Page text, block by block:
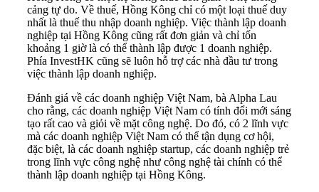
cảng tự do. Về thuế, Hồng Kông chỉ có một loại thuế duy
nhất là thuế thu nhập doanh nghiệp. Việc thành lập doanh
nghiệp tại Hồng Kông cũng rất đơn giản và chỉ tốn
khoảng 1 giờ là có thể thành lập được 1 doanh nghiệp.
Phía InvestHK cũng sẽ luôn hỗ trợ các nhà đầu tư trong
việc thành lập doanh nghiệp.
Đánh giá về các doanh nghiệp Việt Nam, bà Alpha Lau
cho rằng, các doanh nghiệp Việt Nam có tính đổi mới sáng
tạo rất cao và giỏi về mặt công nghệ. Do đó, có 2 lĩnh vực
mà các doanh nghiệp Việt Nam có thể tận dụng cơ hội,
đặc biệt, là các doanh nghiệp startup, các doanh nghiệp trẻ
trong lĩnh vực công nghệ như công nghệ tài chính có thể
thành lập doanh nghiệp tại Hồng Kông.